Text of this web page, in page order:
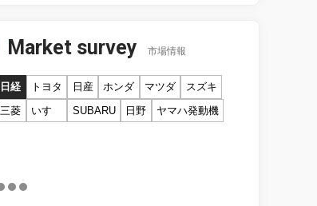
Market survey 市場情報
日経 トヨタ 日産 ホンダ マツダ
スズキ
三菱
いすゞ SUBARU 日野 ヤマハ発動機